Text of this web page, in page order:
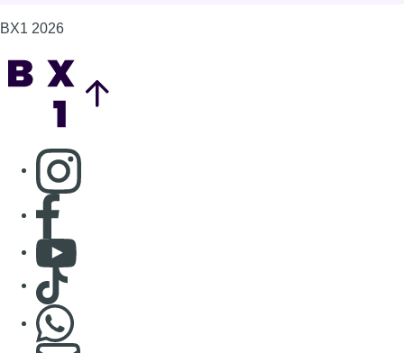
BX1 2026
Consulter page Instagram
Consulter page Facebook
Consulter Youtube
Consulter TikTok